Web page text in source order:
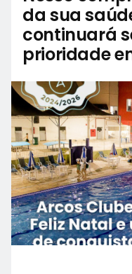
da sua
continuará
prioridade